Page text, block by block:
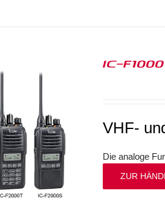
IC-F1000
VHF-
Die analoge
ZUR